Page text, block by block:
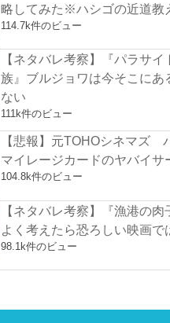
略してみた※ハシゴの近道教
114.7k件のビュー
【ネタバレ考察】『パラサ
族』ブルジョワは今そこにあ
ない
111k件のビュー
【悲報】元TOHOシネマズ
マイレージカードのヤバイサ
104.8k件のビュー
【ネタバレ考察】『漁港の肉
よく考えたら恐ろしい映画で
98.1k件のビュー